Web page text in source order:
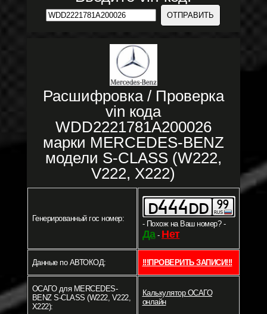
Расшифровка / Проверка
vin кода
WDD2221781A200026
марки MERCEDES-BENZ
модели S-CLASS (W222,
V222, X222)
Генерированный гос номер:
- Похож на Ваш номер? -
Да- Нет
Данные по АВТОКОД: !!!ПРОВЕРИТЬ ЗАПИСИ!!!
ОСАГО для MERCEDES-
BENZ S-CLASS (W222, V222,
X222):
Калькулятор ОСАГО
онлайн